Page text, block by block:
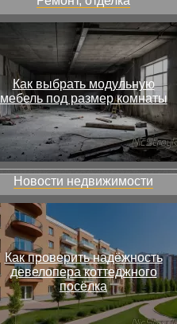
Как выбрать модульную
мебель под размер комнаты
Новости недвижимости
Как проверить надёжность
девелопера коттеджного
посёлка